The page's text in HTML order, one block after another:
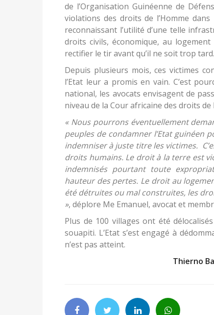
de l’Organisation Guinéenne de
violations des droits de l’Homme dans
reconnaissant l’utilité d’une telle
droits civils, économique, au
rectifier le tir avant qu’il ne soit trop tard.
Depuis plusieurs mois, ces victimes
l’Etat leur a promis en vain. C’est
national, les avocats envisagent de
niveau de la Cour africaine des droits de
« Nous pourrons éventuellement
peuples de condamner l’Etat guinéen
indemniser à juste titre les victimes.
droits humains. Le droit à la terre est
indemnisés pourtant toute
hauteur des pertes. Le droit au
été détruites ou mal construites, les
», déplore Me Emanuel, avocat et
Plus de 100 villages ont été
souapiti. L’Etat s’est engagé à
n’est pas atteint.
Thierno